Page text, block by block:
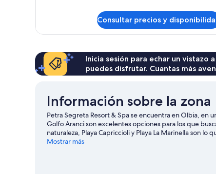
pool
doble
vistas
al
mar
Consultar precios y
Inicia sesión para echar un vistazo
puedes disfrutar. Cuantas más
Información sobre la zona
Petra Segreta Resort & Spa se encuentra en Olbia, en
Golfo Aranci son excelentes opciones para los que
naturaleza, Playa Capriccioli y Playa La Marinella son
Gregoland también merecen la pena. Descubre todas
Mostrar más